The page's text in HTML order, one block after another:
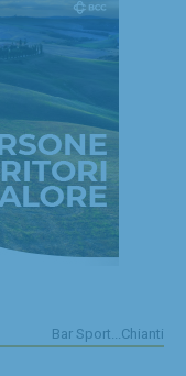
Bar Sport...Chianti